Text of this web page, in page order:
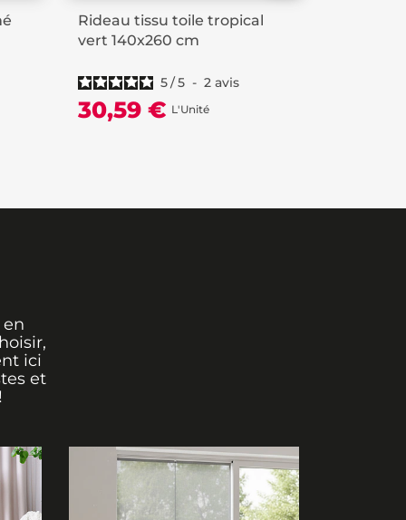
Rideau tissu toile tropical
vert 140x260 cm
5/5 - 2 avis
30,59 € L'Unité
ici
et